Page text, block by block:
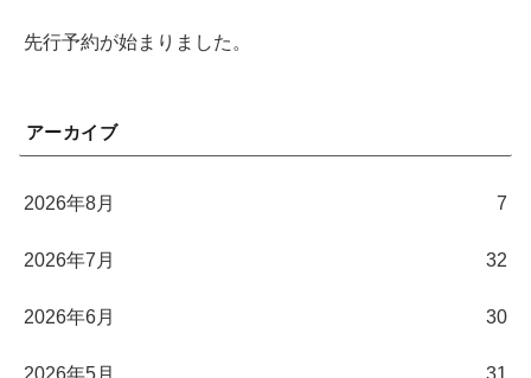
先行予約が始まりました。
アーカイブ
2026年8月 7
2026年7月 32
2026年6月 30
2026年5月 31